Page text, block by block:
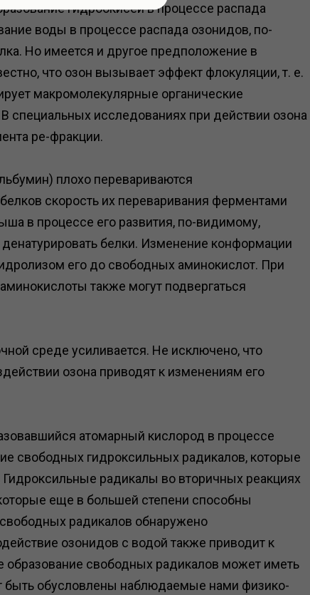
гидроокисей в процессе распада
воды в процессе распада озонидов, по-
Но имеется и другое предположение в
что озон вызывает эффект флокуляции, т. е.
макромолекулярные органические
специальных исследованиях при действии озона
ре-фракции.
плохо перевариваются
скорость их переваривания ферментами
в процессе его развития, по-видимому,
белки. Изменение конформации
его до свободных аминокислот. При
также могут подвергаться
среде усиливается. Не исключено, что
озона приводят к изменениям его
атомарный кислород в процессе
свободных гидроксильных радикалов, которые
радикалы во вторичных реакциях
еще в большей степени способны
радикалов обнаружено
озонидов с водой также приводит к
свободных радикалов может иметь
быть обусловлены наблюдаемые нами физико-